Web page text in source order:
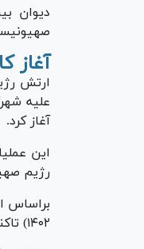
آغاز
ارتش
علیه
آغاز کرد.
رژیم
۱۴۰۲) تاکنون بیش از ۸۰۰ فلسطینی بر اثر حمله‌های رژیم صهیونیستی به کرانه باختری به شهادت رسیدند.